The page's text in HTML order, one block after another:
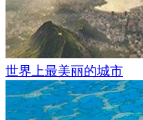
世界上最美丽的城市